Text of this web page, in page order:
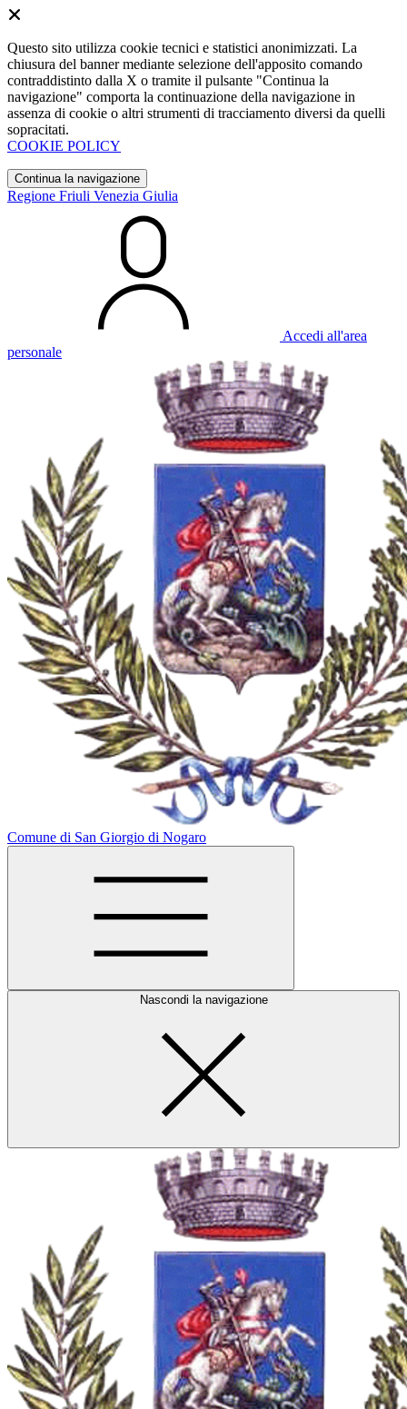
Questo sito utilizza cookie tecnici e statistici anonimizzati. La
chiusura del banner mediante selezione dell'apposito comando
contraddistinto dalla X o tramite il pulsante "Continua la
navigazione" comporta la continuazione della navigazione in
assenza di cookie o altri strumenti di tracciamento diversi da quelli
sopracitati.
COOKIE POLICY
Continua la navigazione
Regione Friuli Venezia Giulia
Accedi all'area
personale
Comune di San Giorgio di Nogaro
Nascondi la navigazione